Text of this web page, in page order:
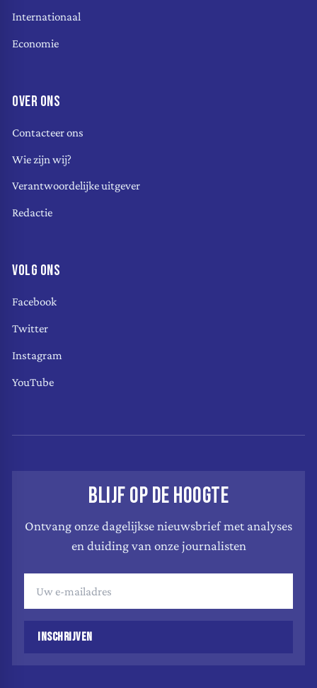
Internationaal
Economie
OVER ONS
Contacteer ons
Wie zijn wij?
Verantwoordelijke uitgever
Redactie
VOLG ONS
Facebook
Twitter
Instagram
YouTube
BLIJF OP DE HOOGTE
Ontvang onze dagelijkse nieuwsbrief met analyses
en duiding van onze journalisten
INSCHRIJVEN